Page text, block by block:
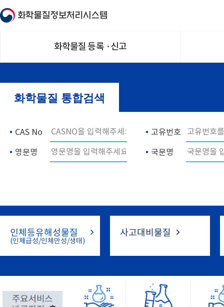
화
학
물
템
화학물질 등록 ·신고
화학물질 통합검색
CAS No
고유번호
영문명
국문명
인체등유해성물질
(인체급성/인체만성/생태)
사고대비물질